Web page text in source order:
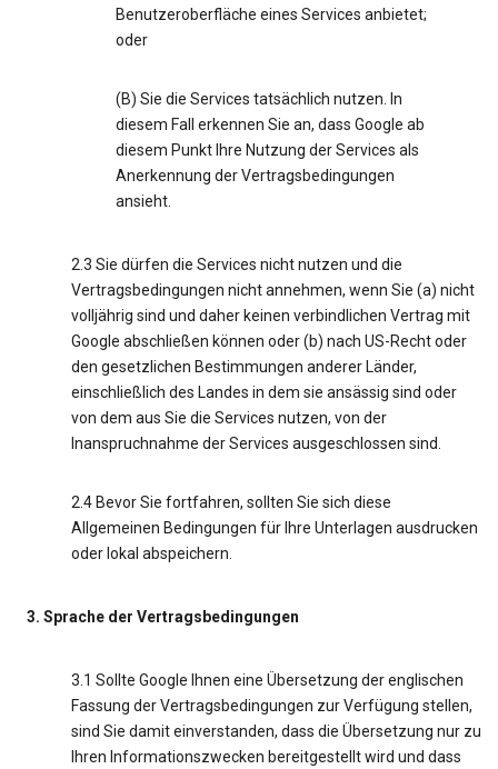
Benutzeroberfläche eines Services anbietet;
oder
(B) Sie die Services tatsächlich nutzen. In
diesem Fall erkennen Sie an, dass Google ab
diesem Punkt Ihre Nutzung der Services als
Anerkennung der Vertragsbedingungen
ansieht.
2.3 Sie dürfen die Services nicht nutzen und die
Vertragsbedingungen nicht annehmen, wenn Sie (a) nicht
volljährig sind und daher keinen verbindlichen Vertrag mit
Google abschließen können oder (b) nach US-Recht oder
den gesetzlichen Bestimmungen anderer Länder,
einschließlich des Landes in dem sie ansässig sind oder
von dem aus Sie die Services nutzen, von der
Inanspruchnahme der Services ausgeschlossen sind.
2.4 Bevor Sie fortfahren, sollten Sie sich diese
Allgemeinen Bedingungen für Ihre Unterlagen ausdrucken
oder lokal abspeichern.
3. Sprache der Vertragsbedingungen
3.1 Sollte Google Ihnen eine Übersetzung der englischen
Fassung der Vertragsbedingungen zur Verfügung stellen,
sind Sie damit einverstanden, dass die Übersetzung nur zu
Ihren Informationszwecken bereitgestellt wird und dass